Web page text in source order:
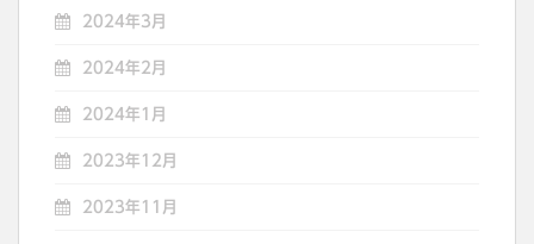
2024年3月
2024年2月
2024年1月
2023年12月
2023年11月